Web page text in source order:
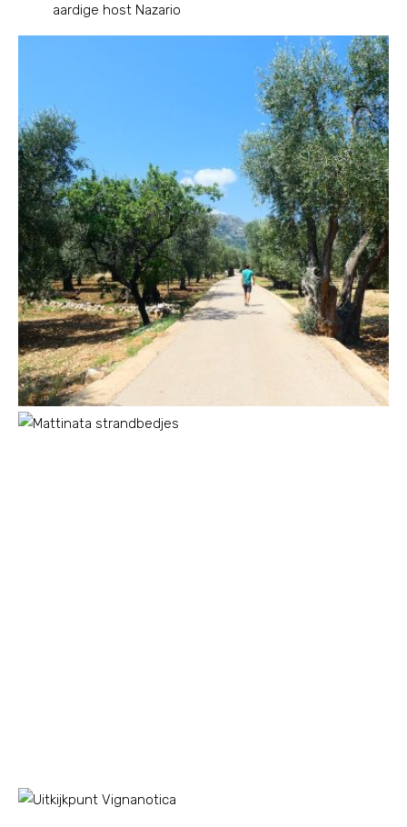
aardige host Nazario